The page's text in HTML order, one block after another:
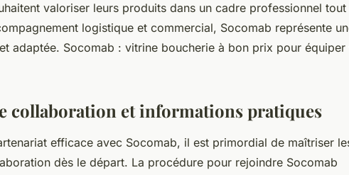
valoriser leurs produits dans un cadre professionnel tout
logistique et commercial, Socomab représente
adaptée. Socomab : vitrine boucherie à bon prix pour équiper
collaboration et informations pratiques
efficace avec Socomab, il est primordial de maîtriser
dès le départ. La procédure pour rejoindre Socomab